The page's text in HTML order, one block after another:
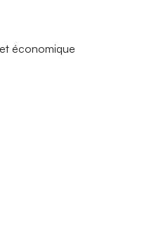
économique